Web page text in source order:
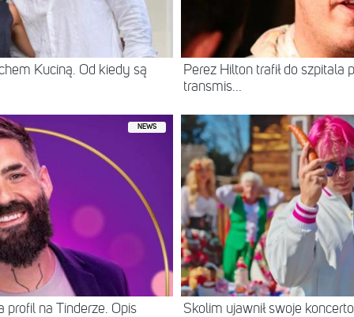
Kuciną. Od kiedy są
Perez Hilton trafił do szpitala
transmis...
NEWS
profil na Tinderze. Opis
Skolim ujawnił swoje